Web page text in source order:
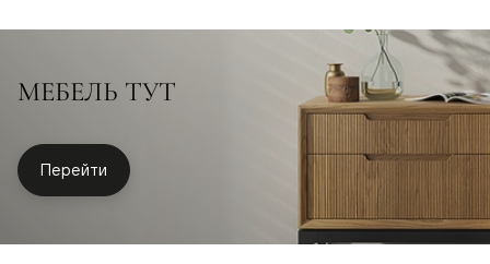
МЕБЕЛЬ ТУТ
Перейти